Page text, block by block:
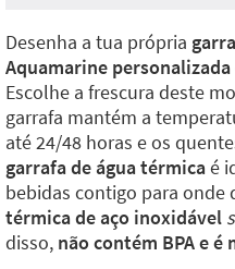
Desenha a tua própria
Aquamarine
Escolhe a frescura deste
garrafa mantém a
até 24/48 horas e os
garrafa de água térmicaé
bebidas contigo para onde
térmica de aço inoxidável
disso, não contém BPA e